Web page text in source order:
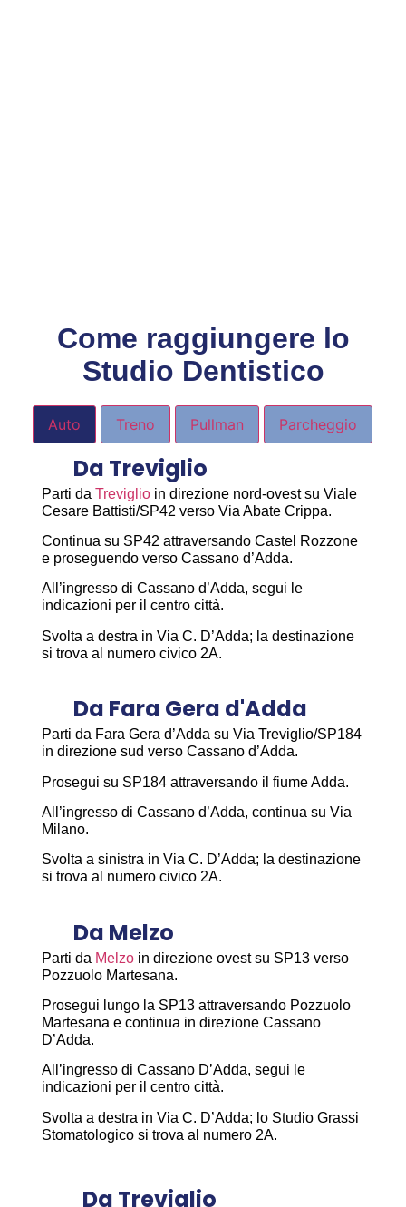
Come raggiungere lo
Studio Dentistico
Auto Treno Pullman Parcheggio
Da Treviglio
Parti da Treviglio in direzione nord-ovest su Viale
Cesare Battisti/SP42 verso Via Abate Crippa.
Continua su SP42 attraversando Castel Rozzone
e proseguendo verso Cassano d’Adda.
All’ingresso di Cassano d’Adda, segui le
indicazioni per il centro città.
Svolta a destra in Via C. D’Adda; la destinazione
si trova al numero civico 2A.
Da Fara Gera d'Adda
Parti da Fara Gera d’Adda su Via Treviglio/SP184
in direzione sud verso Cassano d’Adda.
Prosegui su SP184 attraversando il fiume Adda.
All’ingresso di Cassano d’Adda, continua su Via
Milano.
Svolta a sinistra in Via C. D’Adda; la destinazione
si trova al numero civico 2A.
Da Melzo
Parti da Melzo in direzione ovest su SP13 verso
Pozzuolo Martesana.
Prosegui lungo la SP13 attraversando Pozzuolo
Martesana e continua in direzione Cassano
D’Adda.
All’ingresso di Cassano D’Adda, segui le
indicazioni per il centro città.
Svolta a destra in Via C. D’Adda; lo Studio Grassi
Stomatologico si trova al numero 2A.
Da Treviglio